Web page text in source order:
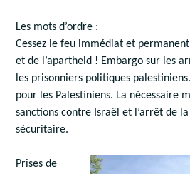
Les mots d’ordre :
Cessez le feu immédiat et
et de l’apartheid ! Embargo sur les
les prisonniers politiques
pour les Palestiniens. La nécessaire
sanctions contre Israël et l’arrêt de
sécuritaire.
Prises de